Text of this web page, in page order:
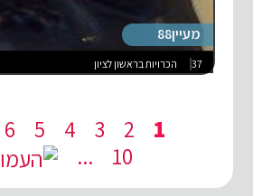
מעיין88
37 הכרויות בראשון לציון
1
2
3
4
5
6
10
...